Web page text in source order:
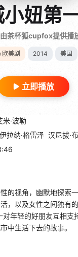
小妞第
茶杯狐cupfox提供播
欧美剧 2014 美国
立即播放
米·波勒
伊拉纳·格雷泽 汉尼拔·
视角，幽默地探索一
，以及女性之间独有
年轻的好朋友互相支
中生活下去的故事。